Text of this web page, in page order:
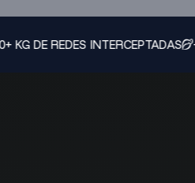
REDES INTERCEPTADAS + DE 1